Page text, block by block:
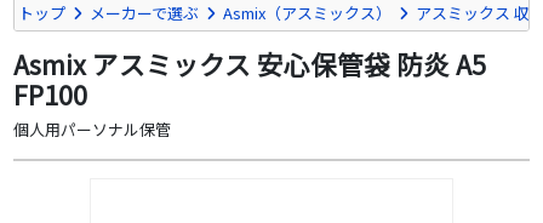
トップ メーカーで選ぶ Asmix（アスミックス） アスミックス 収
Asmix アスミックス 安心保管袋 防炎 A5
FP100
個人用パーソナル保管